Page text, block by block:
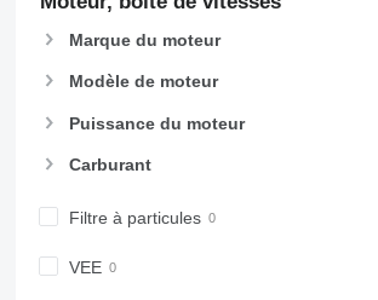
Marque du moteur
Modèle de moteur
Puissance du moteur
Carburant
Filtre à particules
VEE